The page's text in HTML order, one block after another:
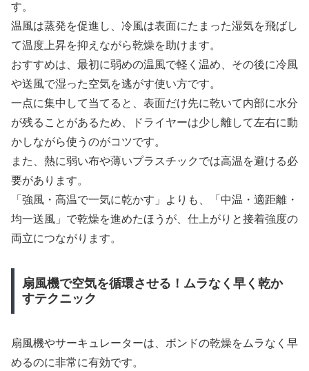
す。
温風は蒸発を促進し、冷風は表面にたまった湿気を飛ばし
て温度上昇を抑えながら乾燥を助けます。
おすすめは、最初に弱めの温風で軽く温め、その後に冷風
や送風で湿った空気を逃がす使い方です。
一点に集中して当てると、表面だけ先に乾いて内部に水分
が残ることがあるため、ドライヤーは少し離して左右に動
かしながら使うのがコツです。
また、熱に弱い布や薄いプラスチックでは高温を避ける必
要があります。
「強風・高温で一気に乾かす」よりも、「中温・適距離・
均一送風」で乾燥を進めたほうが、仕上がりと接着強度の
両立につながります。
扇風機で空気を循環させる！ムラなく早く乾か
すテクニック
扇風機やサーキュレーターは、ボンドの乾燥をムラなく早
めるのに非常に有効です。